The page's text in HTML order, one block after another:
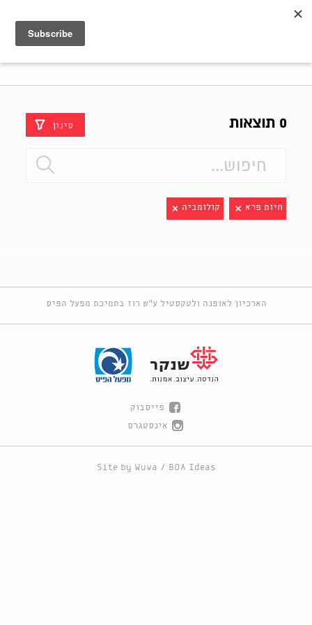
0 תוצאות סינון
חיות פרא קולומביה
הארכיון לאופנה ולטקסטיל ע"ש רוז בתמיכת מפעל הפיס
פייסבוק
אינסטגרם
Site by Wuwa / BOA Ideas